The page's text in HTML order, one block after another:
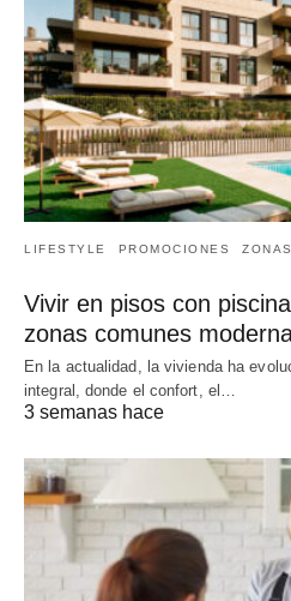
LIFESTYLE PROMOCIONES
Vivir en pisos con
zonas comunes
En la actualidad, la vivienda ha
integral, donde el confort, el…
3 semanas hace